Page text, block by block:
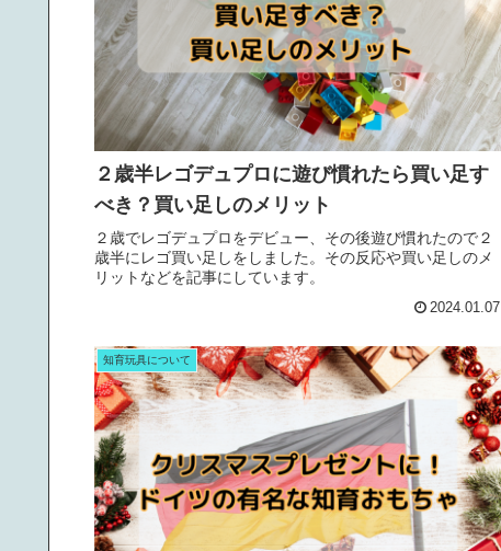
２歳半レゴデュプロに遊び慣れたら買い足す
べき？買い足しのメリット
２歳でレゴデュプロをデビュー、その後遊び慣れたので２
歳半にレゴ買い足しをしました。その反応や買い足しのメ
リットなどを記事にしています。
2024.01.07
知育玩具について